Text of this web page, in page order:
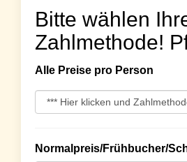
Bitte wählen
Zahlmethode!
Alle Preise pro Person
Normalpreis/Frühbucher/